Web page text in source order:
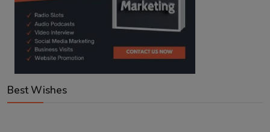
Best Wishes